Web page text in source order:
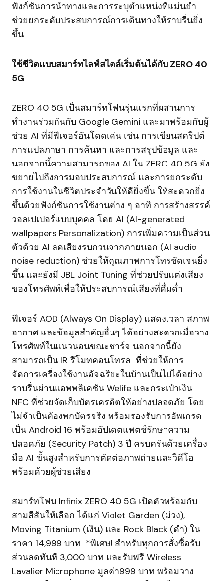
ฟังก์ชันการนำทางและการระบุตำแหน่งที่แม่นยำ
ช่วยยกระดับประสบการณ์การเดินทางให้ราบรื่นยิ่ง
ขึ้น
ใช้ชีวิตแบบสมาร์ทไลฟ์สไตล์เริ่มต้นได้กับ ZERO 40
5G
ZERO 40 5G เป็นสมาร์ทโฟนรุ่นแรกที่ผสานการ
ทำงานร่วมกันกับ Google Gemini และมาพร้อมกับผู้
ช่วย AI ที่มีฟีเจอร์อันโดดเด่น เช่น การเขียนสคริปต์
การแปลภาษา การค้นหา และการสรุปข้อมูล และ
นอกจากนี้ความสามารถของ AI ใน ZERO 40 5G ยัง
ขยายไปถึงการมอบประสบการณ์ และการยกระดับ
การใช้งานในชีวิตประจำวันให้ดียิ่งขึ้น ให้สะดวกยิ่ง
ขึ้นด้วยฟังก์ชันการใช้งานต่าง ๆ อาทิ การสร้างสรรค์
วอลเปเปอร์แบบบุคคล โดย AI (AI-generated
wallpapers Personalization) การเพิ่มความเป็นส่วน
ตัวด้วย AI ลดเสียงรบกวนจากภายนอก (AI audio
noise reduction) ช่วยให้คุณภาพการโทรชัดเจนยิ่ง
ขึ้น และยังมี JBL Joint Tuning ที่ช่วยปรับแต่งเสียง
ของโทรศัพท์เพื่อให้ประสบการณ์เสียงที่ดื่มด่ำ
ฟีเจอร์ AOD (Always On Display) แสดงเวลา สภาพ
อากาศ และข้อมูลสำคัญอื่นๆ ได้อย่างสะดวกเมื่อวาง
โทรศัพท์ในแนวนอนขณะชาร์จ นอกจากนี้ยัง
สามารถเป็น IR รีโมทคอนโทรล ที่ช่วยให้การ
จัดการเครื่องใช้งานอัจฉริยะในบ้านเป็นไปได้อย่าง
ราบรื่นผ่านแอพพลิเคชัน Welife และกระเป๋าเงิน
NFC ที่ช่วยจัดเก็บบัตรเครดิตให้อย่างปลอดภัย โดย
ไม่จำเป็นต้องพกบัตรจริง พร้อมรองรับการอัพเกรด
เป็น Android 16 พร้อมอัปเดตแพตช์รักษาความ
ปลอดภัย (Security Patch) 3 ปี ครบครันด้วยเครื่อง
มือ AI ขั้นสูงสำหรับการตัดต่อภาพถ่ายและวิดีโอ
พร้อมด้วยผู้ช่วยเสียง
สมาร์ทโฟน Infinix ZERO 40 5G เปิดตัวพร้อมกับ
สามสีสันให้เลือก ได้แก่ Violet Garden (ม่วง),
Moving Titanium (เงิน) และ Rock Black (ดำ) ใน
ราคา 14,999 บาท *พิเศษ! สำหรับทุกการสั่งซื้อรับ
ส่วนลดทันที 3,000 บาท และรับฟรี Wireless
Lavalier Microphone มูลค่า999 บาท พร้อมวาง